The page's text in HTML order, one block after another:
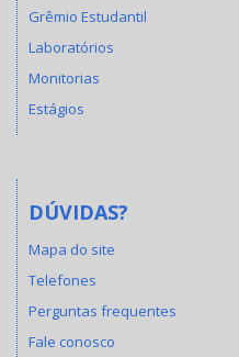
Grêmio Estudantil
Laboratórios
Monitorias
Estágios
DÚVIDAS?
Mapa do site
Telefones
Perguntas frequentes
Fale conosco